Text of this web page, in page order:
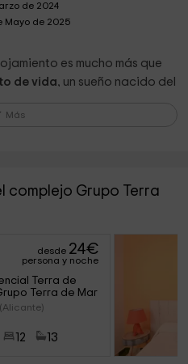
de 2024
Mayo de 2025
es mucho más que
de vida, un sueño nacido del
compartirse con quienes
en los amigos que son
día correrán por este patio.
que
están, abrimos esta casa al
se llenan de vida cuando se
deja una pequeña huella
Más
complejo Grupo Terra
desde 24€
persona y noche
Terra de
Terra de Mar
12 13